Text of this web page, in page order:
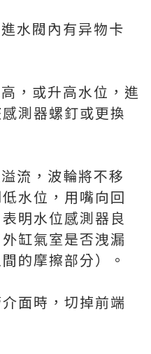
水閥內有异物卡
，或升高水位，進
測器螺釘或更換
流，波輪將不移
水位，用嘴向回
明水位感測器良
缸氣室是否洩漏
的摩擦部分）。
面時，切掉前端